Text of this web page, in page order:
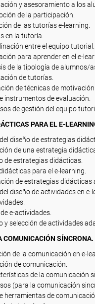
y asesoramiento a los
de la participación.
de las tutorías e-learning.
en la tutoría.
entre el equipo tutorial.
para aprender en el e-
de la tipología de alumnos/
de tutorías.
de técnicas de motivación
instrumentos de evaluación.
de gestión del equipo
PARA EL E-
diseño de estrategias
de una estrategia
de estrategias didácticas.
para el e-learning.
de estrategias didácticas
diseño de actividades en e-
e-actividades.
y selección de actividades
COMUNICACIÓN SÍNCRONA.
de la comunicación en e-
de comunicación.
de la comunicación
(para la comunicación
herramientas de